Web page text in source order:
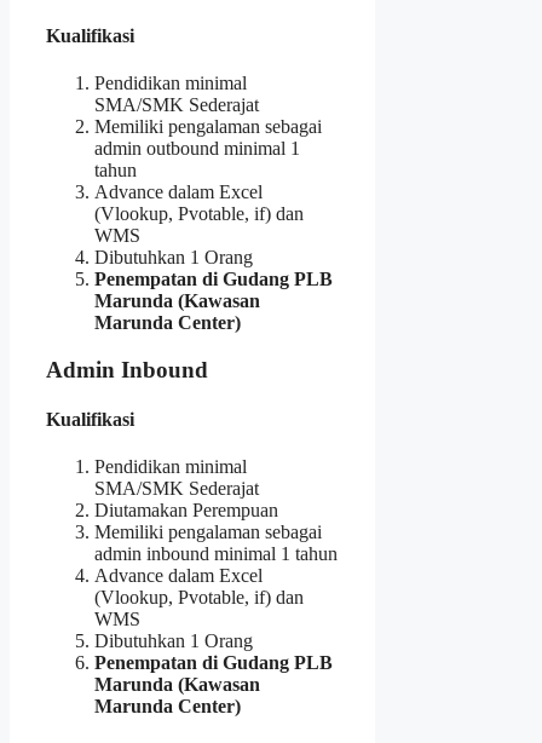
Kualifikasi
Pendidikan minimal
SMA/SMK Sederajat
Memiliki pengalaman sebagai
admin outbound minimal 1
tahun
Advance dalam Excel
(Vlookup, Pvotable, if) dan
WMS
Dibutuhkan 1 Orang
Penempatan di Gudang PLB
Marunda (Kawasan
Marunda Center)
Admin Inbound
Kualifikasi
Pendidikan minimal
SMA/SMK Sederajat
Diutamakan Perempuan
Memiliki pengalaman sebagai
admin inbound minimal 1 tahun
Advance dalam Excel
(Vlookup, Pvotable, if) dan
WMS
Dibutuhkan 1 Orang
Penempatan di Gudang PLB
Marunda (Kawasan
Marunda Center)